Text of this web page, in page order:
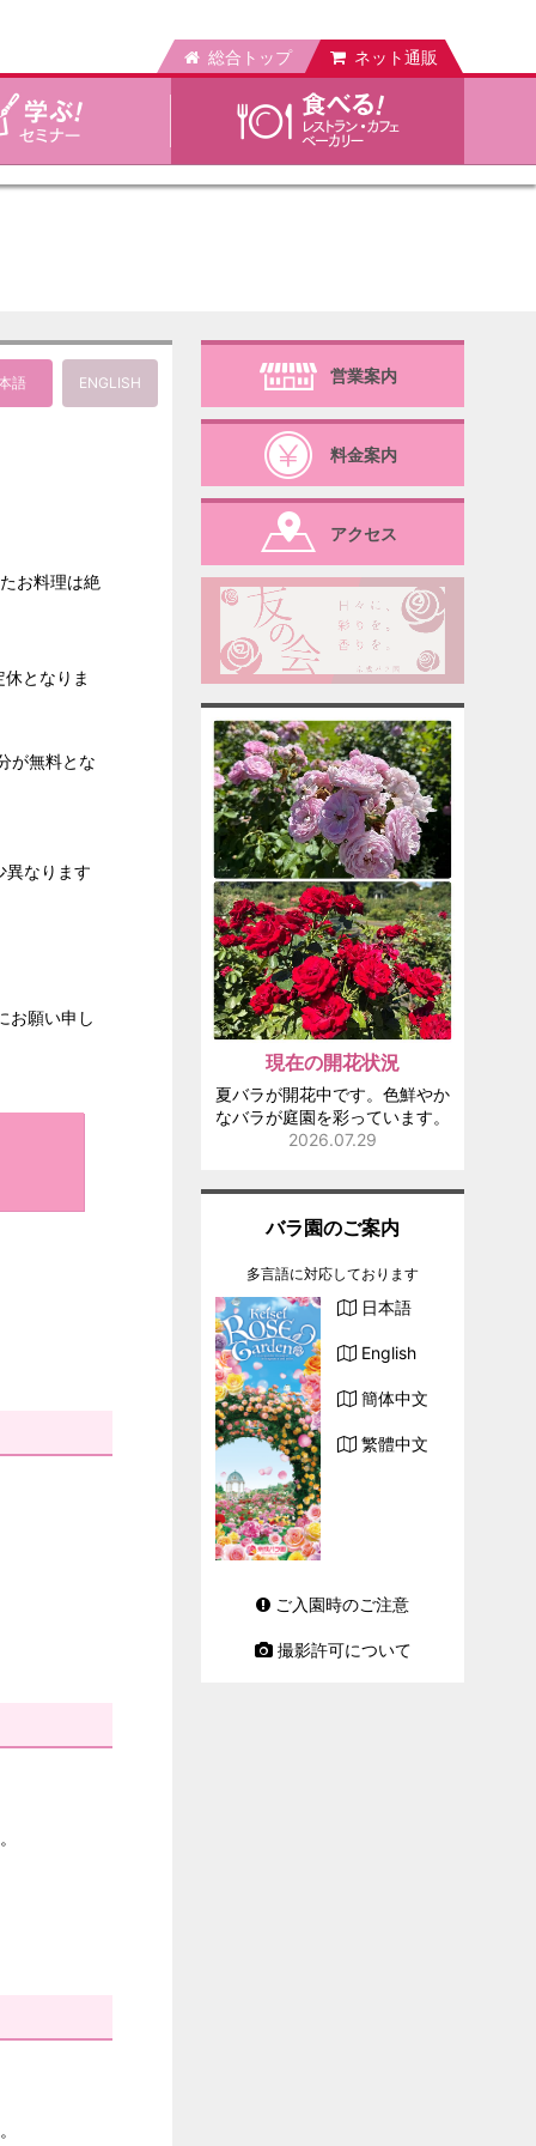
総合トップ ネット通販
お料理は絶
となりま
が無料とな
異なります
お願い申し
営業案内
料金案内
アクセス
現在の開花状況
夏バラが開花中です。色鮮やか
なバラが庭園を彩っています。
2026.07.29
バラ園のご案内
多言語に対応しております
日本語
English
簡体中文
繁體中文
ご入園時のご注意
撮影許可について